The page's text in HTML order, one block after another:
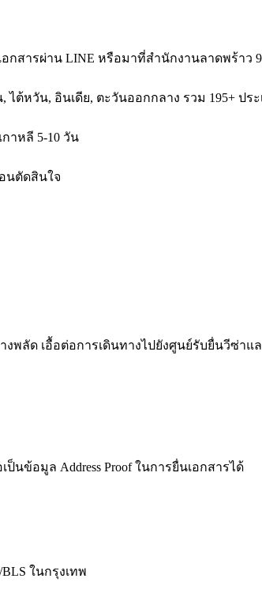
สารผ่าน LINE หรือมาที่สำนักงานลาดพร้าว
ไต้หวัน, อินเดีย, ตะวันออกกลาง รวม 195+ ปร
กาหลี 5-10 วัน
นตัดสินใจ
พลัด เอื้อต่อการเดินทางไปยังศูนย์รับยื่นวีซ่าแ
ข้อมูล Address Proof ในการยื่นเอกสารได้
ในกรุงเทพ